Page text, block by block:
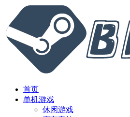
首页
单机游戏
休闲游戏